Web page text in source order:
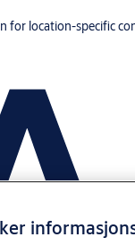
for location-specific